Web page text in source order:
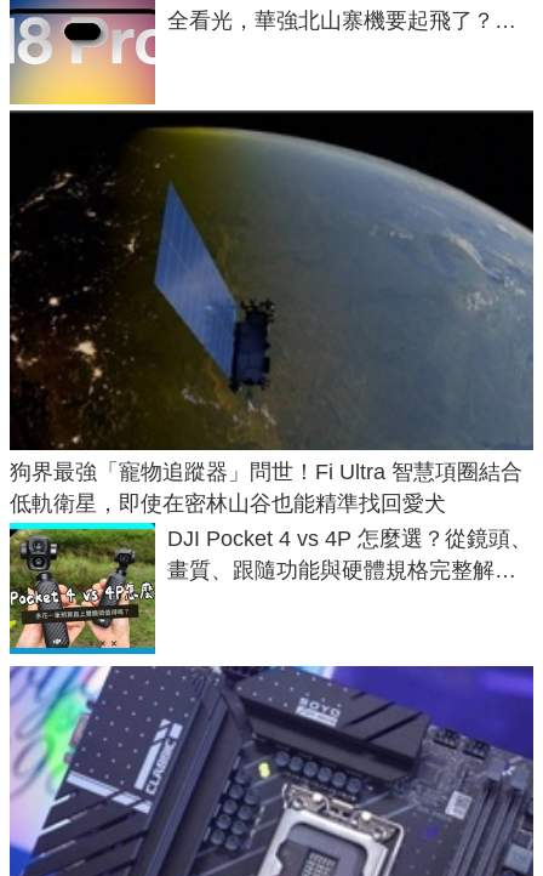
全看光，華強北山寨機要起飛了？專
狗界最強「寵物追蹤器」問世！Fi Ultra 智慧項圈結合
低軌衛星，即使在密林山谷也能精準找回愛犬
DJI Pocket 4 vs 4P 怎麼選？從鏡頭、
畫質、跟隨功能與硬體規格完整解